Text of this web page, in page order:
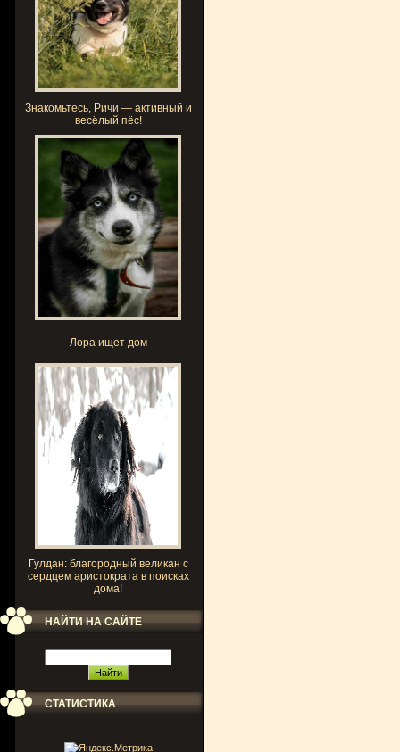
Знакомьтесь, Ричи — активный и
весёлый пёс!
Лора ищет дом
Гулдан: благородный великан с
сердцем аристократа в поисках
дома!
НАЙТИ НА САЙТЕ
СТАТИСТИКА